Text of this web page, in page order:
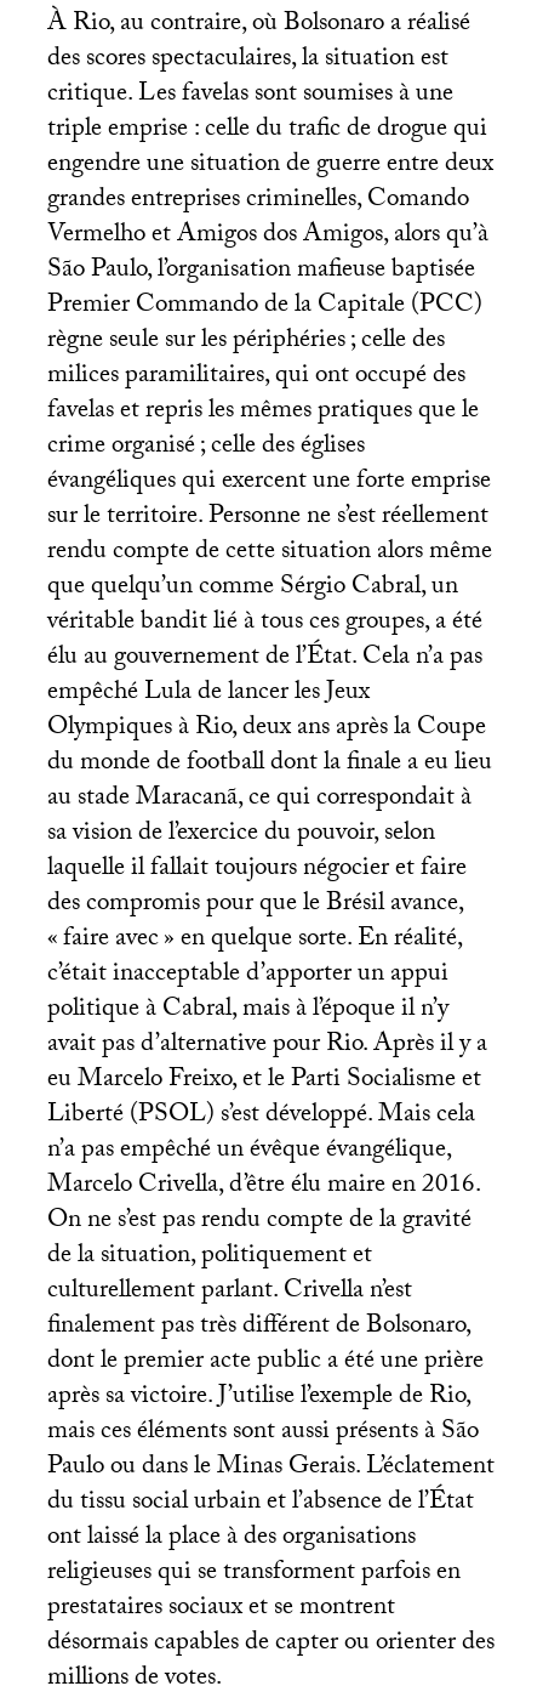
À Rio, au contraire, où Bolsonaro a réalisé
des scores spectaculaires, la situation est
critique. Les favelas sont soumises à une
triple emprise : celle du trafic de drogue qui
engendre une situation de guerre entre deux
grandes entreprises criminelles, Comando
Vermelho et Amigos dos Amigos, alors qu’à
São Paulo, l’organisation mafieuse baptisée
Premier Commando de la Capitale (PCC)
règne seule sur les périphéries; celle des
milices paramilitaires, qui ont occupé des
favelas et repris les mêmes pratiques que le
crime organisé; celle des églises
évangéliques qui exercent une forte emprise
sur le territoire. Personne ne s’est réellement
rendu compte de cette situation alors même
que quelqu’un comme Sérgio Cabral, un
véritable bandit lié à tous ces groupes, a été
élu au gouvernement de l’État. Cela n’a pas
empêché Lula de lancer les Jeux
Olympiques à Rio, deux ans après la Coupe
du monde de football dont la finale a eu lieu
au stade Maracanã, ce qui correspondait à
sa vision de l’exercice du pouvoir, selon
laquelle il fallait toujours négocier et faire
des compromis pour que le Brésil avance,
«faire avec» en quelque sorte. En réalité,
c’était inacceptable d’apporter un appui
politique à Cabral, mais à l’époque il n’y
avait pas d’alternative pour Rio. Après il y a
eu Marcelo Freixo, et le Parti Socialisme et
Liberté (PSOL) s’est développé. Mais cela
n’a pas empêché un évêque évangélique,
Marcelo Crivella, d’être élu maire en 2016.
On ne s’est pas rendu compte de la gravité
de la situation, politiquement et
culturellement parlant. Crivella n’est
finalement pas très différent de Bolsonaro,
dont le premier acte public a été une prière
après sa victoire. J’utilise l’exemple de Rio,
mais ces éléments sont aussi présents à São
Paulo ou dans le Minas Gerais. L’éclatement
du tissu social urbain et l’absence de l’État
ont laissé la place à des organisations
religieuses qui se transforment parfois en
prestataires sociaux et se montrent
désormais capables de capter ou orienter des
millions de votes.